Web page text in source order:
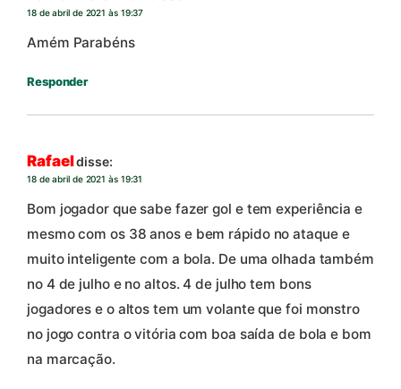
18 de abril de 2021 às 19:37
Amém Parabéns
Responder
Rafaeldisse:
18 de abril de 2021 às 19:31
Bom jogador que sabe fazer gol e tem experiência e
mesmo com os 38 anos e bem rápido no ataque e
muito inteligente com a bola. De uma olhada também
no 4 de julho e no altos. 4 de julho tem bons
jogadores e o altos tem um volante que foi monstro
no jogo contra o vitória com boa saída de bola e bom
na marcação.